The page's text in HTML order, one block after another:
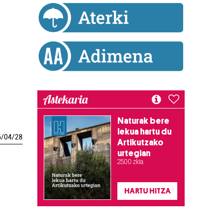
/04/28
Astekaria
Naturak bere
lekua hartu du
Artikutzako
urtegian
2.500 zkia.
HARTU HITZA